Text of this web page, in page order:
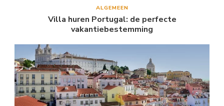
ALGEMEEN
Villa huren Portugal: de perfecte
vakantiebestemming